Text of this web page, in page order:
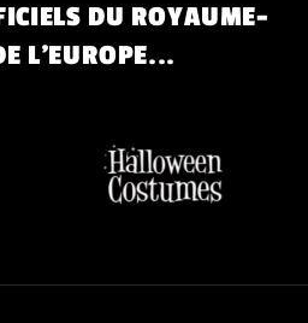
DU ROYAUME-
L'EUROPE...